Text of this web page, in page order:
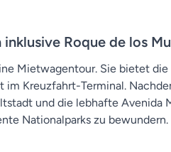
Roque de los
Mietwagentour. Sie bietet
Kreuzfahrt-Terminal.
und die lebhafte
Nationalparks zu